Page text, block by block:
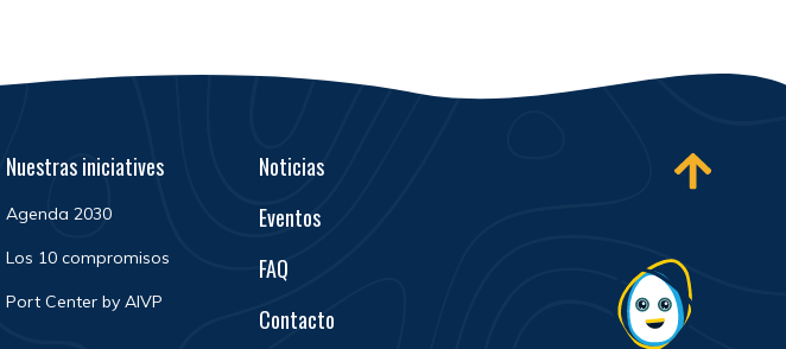
Nuestras iniciatives
Agenda 2030
Los 10 compromisos
Port Center by AIVP
Noticias
Eventos
FAQ
Contacto